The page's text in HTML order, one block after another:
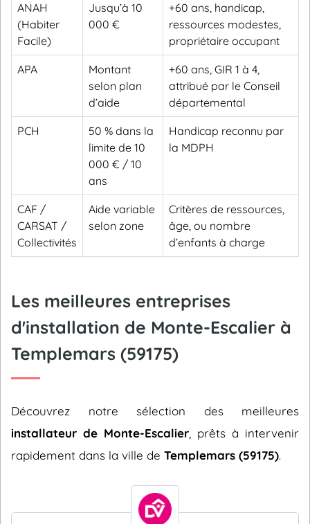
ANAH
(Habiter
Facile)
Jusqu’à 10
000 €
+60 ans, handicap,
ressources modestes,
propriétaire occupant
APA
Montant
selon plan
d’aide
+60 ans, GIR 1 à 4,
attribué par le Conseil
départemental
PCH
50 % dans la
limite de 10
000 € / 10
ans
Handicap reconnu par
la MDPH
CAF /
CARSAT /
Collectivités
Aide variable
selon zone
Critères de ressources,
âge, ou nombre
d’enfants à charge
Les meilleures entreprises
d'installation de Monte-Escalier à
Templemars (59175)
Découvrez notre sélection des meilleures
installateur de Monte-Escalier , prêts à intervenir
rapidement dans la ville de Templemars (59175).